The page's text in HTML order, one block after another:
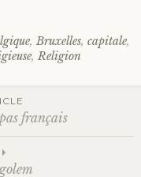
, Bruxelles, capitale,
, Religion
français